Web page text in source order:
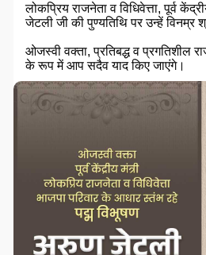
लोकप्रिय राजनेता व विधिवेत्ता, पूर्व
जेटली जी की पुण्यतिथि पर उन्हें विनम्र
ओजस्वी वक्ता, प्रतिबद्ध व प्रगतिशील
के रूप में आप सदैव याद किए जाएंगे।